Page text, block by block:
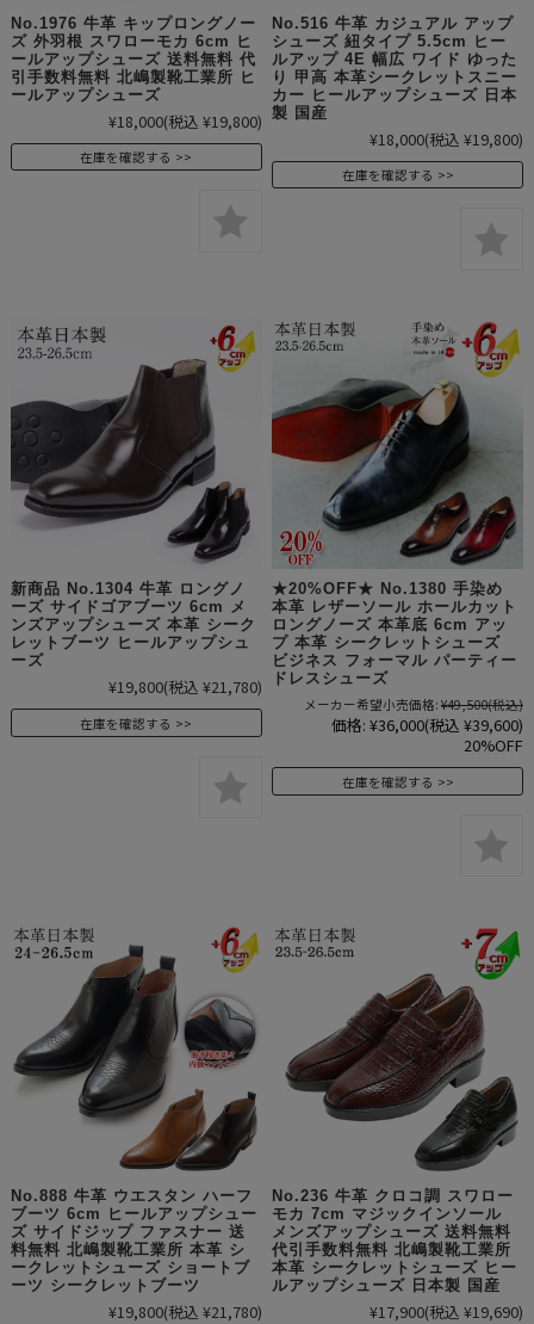
No.1976 牛革 キップロングノー
ズ 外羽根 スワローモカ 6cm ヒ
ールアップシューズ 送料無料 代
引手数料無料 北嶋製靴工業所 ヒ
ールアップシューズ
¥18,000(税込 ¥19,800)
在庫を確認する
No.516 牛革 カジュアル アップ
シューズ 紐タイプ 5.5cm ヒー
ルアップ 4E 幅広 ワイド ゆった
り 甲高 本革シークレットスニー
カー ヒールアップシューズ 日本
製 国産
¥18,000(税込 ¥19,800)
在庫を確認する
新商品 No.1304 牛革 ロングノ
ーズ サイドゴアブーツ 6cm メ
ンズアップシューズ 本革 シーク
レットブーツ ヒールアップシュ
ーズ
¥19,800(税込 ¥21,780)
在庫を確認する
★20%OFF★ No.1380 手染め
本革 レザーソール ホールカット
ロングノーズ 本革底 6cm アッ
プ 本革 シークレットシューズ
ビジネス フォーマル パーティー
ドレスシューズ
メーカー希望小売価格: ¥49,500(税込)
価格: ¥36,000(税込 ¥39,600)
20%OFF
在庫を確認する
No.888 牛革 ウエスタン ハーフ
ブーツ 6cm ヒールアップシュー
ズ サイドジップ ファスナー 送
料無料 北嶋製靴工業所 本革 シ
ークレットシューズ ショートブ
ーツ シークレットブーツ
¥19,800(税込 ¥21,780)
No.236 牛革 クロコ調 スワロー
モカ 7cm マジックインソール
メンズアップシューズ 送料無料
代引手数料無料 北嶋製靴工業所
本革 シークレットシューズ ヒー
ルアップシューズ 日本製 国産
¥17,900(税込 ¥19,690)